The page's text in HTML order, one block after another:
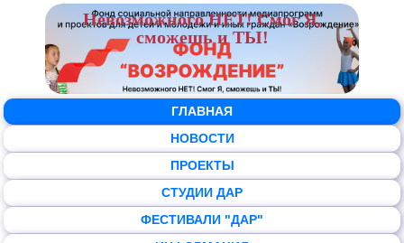
Невозможного НЕТ! Смог Я,
сможешь и ТЫ!
ГЛАВНАЯ
НОВОСТИ
ПРОЕКТЫ
СТУДИИ ДАР
ФЕСТИВАЛИ "ДАР"